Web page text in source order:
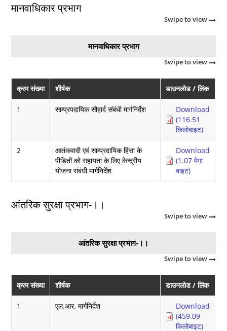
मानवाधिकार प्रभाग
Swipe to view
मानवाधिकार प्रभाग
Swipe to view
क्रम संख्या शीर्षक डाउनलोड / लिंक
1 साम्प्रपदायिक सौहार्द संबंधी मार्गनिर्देश
Download
(116.51
किलोबाइट)
2
आतंकवादी एवं साम्प्रदायिक हिंसा के
पीड़ितों को सहायता के लिए केन्द्रीय
योजना संबंधी मार्गनिर्देश
Download
(1.07 मेगा
बाइट)
आंतरिक सुरक्षा प्रभाग-।।
Swipe to view
आंतरिक सुरक्षा प्रभाग-।।
Swipe to view
क्रम संख्या शीर्षक डाउनलोड / लिंक
1 एल.आर. मार्गनिर्देश
Download
(459.09
किलोबाइट)